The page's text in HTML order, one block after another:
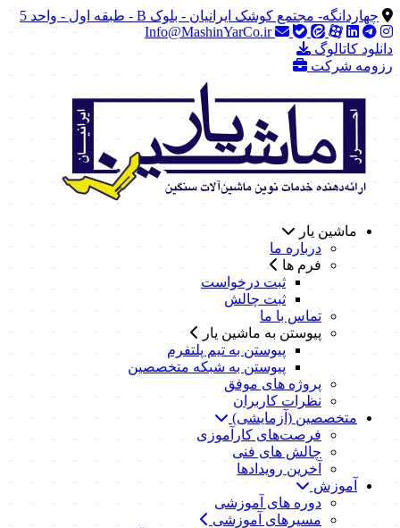
چهاردانگه- مجتمع کوشک ایرانیان - بلوک B - طبقه اول - واحد 5
Info@MashinYarCo.ir
دانلود کاتالوگ
رزومه شرکت
ماشین یار
درباره ما
فرم ها
ثبت درخواست
ثبت چالش
تماس با ما
پیوستن به ماشین یار
پیوستن به تیم پلتفرم
پیوستن به شبکه متخصصین
پروژه های موفق
نظرات کاربران
متخصصین (آزمایشی)
فرصت‌های کارآموزی
چالش های فنی
آخرین رویدادها
آموزش
دوره های آموزشی
مسیرهای آموزشی